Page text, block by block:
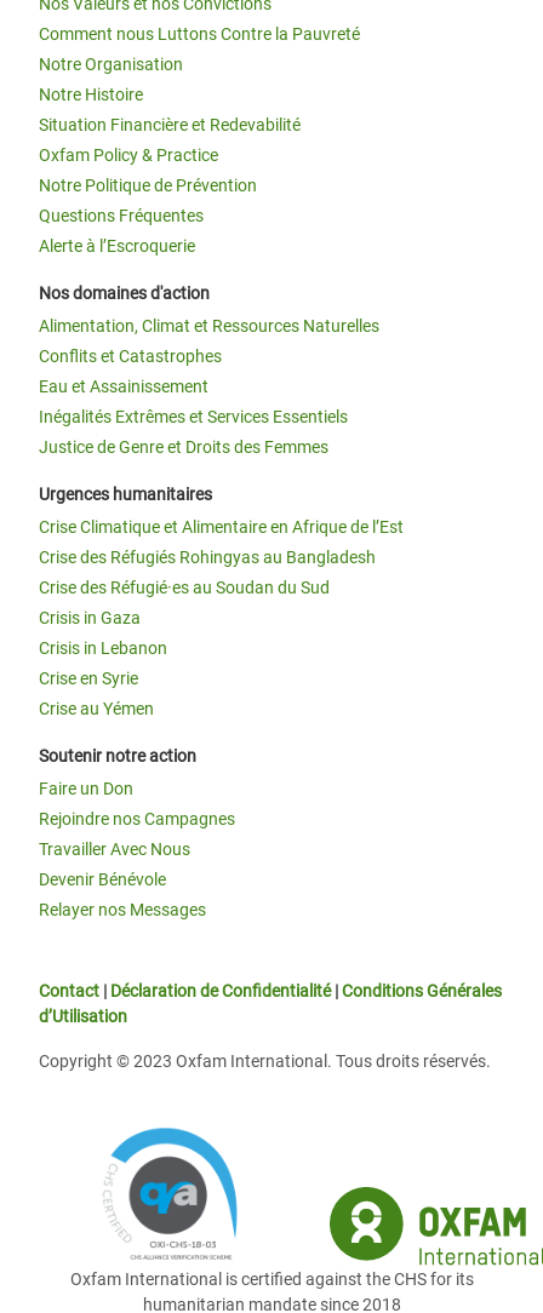
Comment nous Luttons Contre la Pauvreté
Notre Organisation
Notre Histoire
Situation Financière et Redevabilité
Oxfam Policy & Practice
Notre Politique de Prévention
Questions Fréquentes
Alerte à l’Escroquerie
Nos domaines d'action
Alimentation, Climat et Ressources Naturelles
Conflits et Catastrophes
Eau et Assainissement
Inégalités Extrêmes et Services Essentiels
Justice de Genre et Droits des Femmes
Urgences humanitaires
Crise Climatique et Alimentaire en Afrique de l’Est
Crise des Réfugiés Rohingyas au Bangladesh
Crise des Réfugié·es au Soudan du Sud
Crisis in Gaza
Crisis in Lebanon
Crise en Syrie
Crise au Yémen
Soutenir notre action
Faire un Don
Rejoindre nos Campagnes
Travailler Avec Nous
Devenir Bénévole
Relayer nos Messages
Contact | Déclaration de Confidentialité|Conditions Générales
d’Utilisation
Copyright © 2023 Oxfam International. Tous droits réservés.
Oxfam International is certified against the CHS for its
humanitarian mandate since 2018